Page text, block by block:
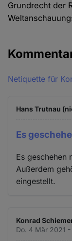
Grundrecht der
Netiquette für
Hans Trutnau
Es
Es geschehen
Außerdem
eingestellt.
Konrad
Do. 4 Mär 2021 -